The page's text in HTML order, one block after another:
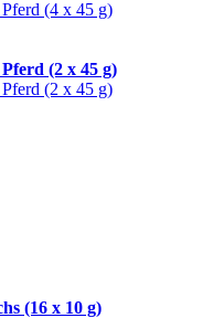
(2 x 45 g)
(16 x 10 g)